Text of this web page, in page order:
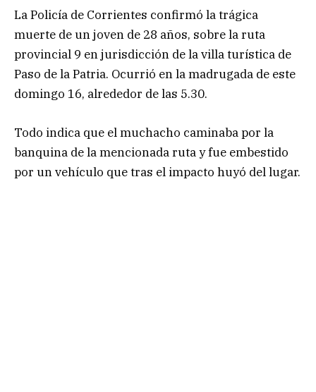
La Policía de Corrientes confirmó la trágica
muerte de un joven de 28 años, sobre la ruta
provincial 9 en jurisdicción de la villa turística de
Paso de la Patria. Ocurrió en la madrugada de este
domingo 16, alrededor de las 5.30.
Todo indica que el muchacho caminaba por la
banquina de la mencionada ruta y fue embestido
por un vehículo que tras el impacto huyó del lugar.